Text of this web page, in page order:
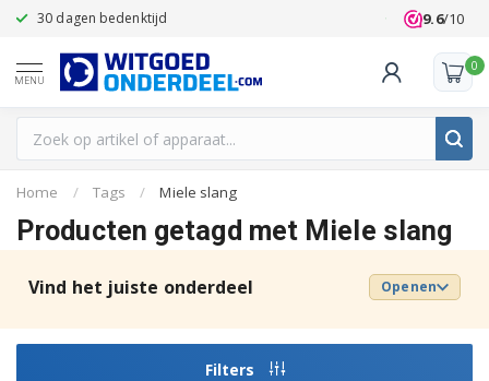
30 dagen bedenktijd Klanten
9.6/10
MENU
0
Home / Tags / Miele slang
Producten getagd met Miele slang
Vind het juiste onderdeel Openen
Filters